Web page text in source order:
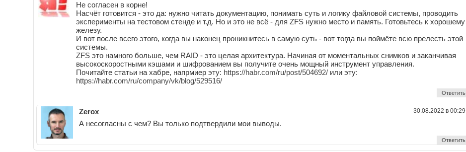
Не согласен в корне!
Насчёт готовится - это да: нужно читать документацию, понимать суть и логику файловой системы, проводить
эксперименты на тестовом стенде и т.д. Но и это не всё - для ZFS нужно место и память. Готовьтесь к хорошему
железу.
И вот после всего этого, когда вы наконец проникнитесь в самую суть - вот тогда вы поймёте всю прелесть этой
системы.
ZFS это намного больше, чем RAID - это целая архитектура. Начиная от моментальных снимков и заканчивая
высокоскоростными кэшами и шифрованием вы получите очень мощный инструмент управления.
Почитайте статьи на хабре, напрмиер эту: https://habr.com/ru/post/504692/ или эту:
https://habr.com/ru/company/vk/blog/529516/
Ответить
Zerox 30.08.2022 в 00:29
А несогласны с чем? Вы только подтвердили мои выводы.
Ответить